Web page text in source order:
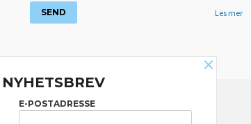
Les mer
PERSONVERN NYHETSBREV
×
E-POSTADRESSE